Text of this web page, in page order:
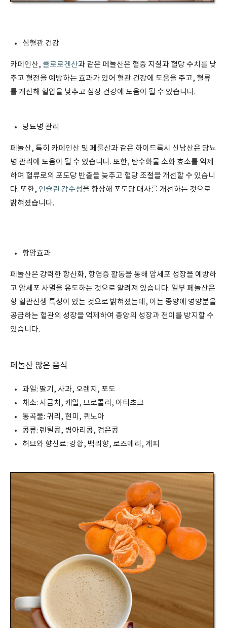
심혈관 건강
카페인산, 클로로겐산과 같은 페놀산은 혈중 지질과 혈당 수치를 낮
추고 혈전을 예방하는 효과가 있어 혈관 건강에 도움을 주고, 혈류
를 개선해 혈압을 낮추고 심장 건강에 도움이 될 수 있습니다.
당뇨병 관리
페놀산, 특히 카페인산 및 페룰산과 같은 하이드록시 신남산은 당뇨
병 관리에 도움이 될 수 있습니다. 또한, 탄수화물 소화 효소를 억제
하여 혈류로의 포도당 반출을 늦추고 혈당 조절을 개선할 수 있습니
다. 또한, 인슐린 감수성을 향상해 포도당 대사를 개선하는 것으로
밝혀졌습니다.
항암효과
페놀산은 강력한 항산화, 항염증 활동을 통해 암세포 성장을 예방하
고 암세포 사멸을 유도하는 것으로 알려져 있습니다. 일부 페놀산은
항 혈관신생 특성이 있는 것으로 밝혀졌는데, 이는 종양에 영양분을
공급하는 혈관의 성장을 억제하여 종양의 성장과 전이를 방지할 수
있습니다.
페놀산 많은 음식
과일: 딸기, 사과, 오렌지, 포도
채소: 시금치, 케일, 브로콜리, 아티초크
통곡물: 귀리, 현미, 퀴노아
콩류: 렌틸콩, 병아리콩, 검은콩
허브와 향신료: 강황, 백리향, 로즈메리, 계피